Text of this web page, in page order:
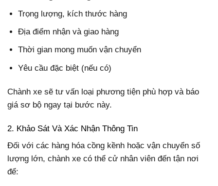
Trọng lượng, kích thước hàng
Địa điểm nhận và giao hàng
Thời gian mong muốn vận chuyển
Yêu cầu đặc biệt (nếu có)
Chành xe sẽ tư vấn loại phương tiện phù hợp và báo
giá sơ bộ ngay tại bước này.
2. Khảo Sát Và Xác Nhận Thông Tin
Đối với các hàng hóa cồng kềnh hoặc vận chuyển số
lượng lớn, chành xe có thể cử nhân viên đến tận nơi
để: